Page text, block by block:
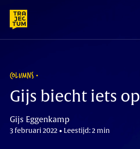
content
COLUMNS
Gijs biecht iets op
Gijs Eggenkamp
3 februari 2022 • Leestijd: 2 min